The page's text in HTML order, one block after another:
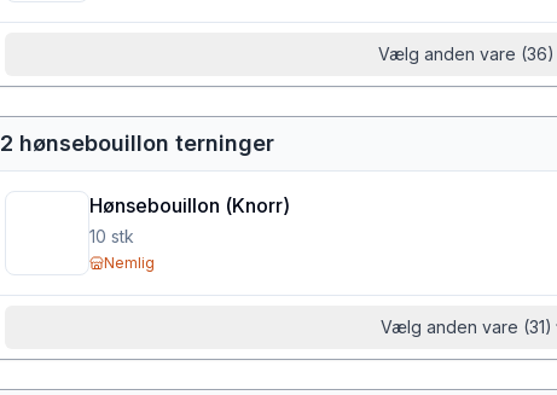
Vælg anden vare (36)
2 hønsebouillon terninger
Hønsebouillon (Knorr)
10 stk
Nemlig
Vælg anden vare (31)